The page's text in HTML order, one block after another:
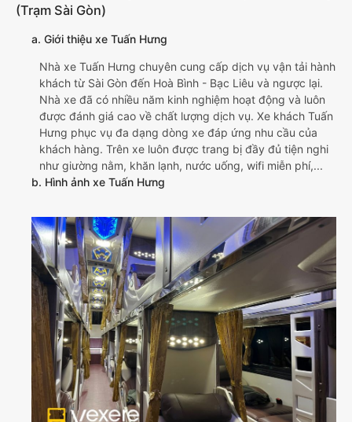
(Trạm Sài Gòn)
a. Giới thiệu xe Tuấn Hưng
Nhà xe Tuấn Hưng chuyên cung cấp dịch vụ vận tải hành
khách từ Sài Gòn đến Hoà Bình - Bạc Liêu và ngược lại.
Nhà xe đã có nhiều năm kinh nghiệm hoạt động và luôn
được đánh giá cao về chất lượng dịch vụ. Xe khách Tuấn
Hưng phục vụ đa dạng dòng xe đáp ứng nhu cầu của
khách hàng. Trên xe luôn được trang bị đầy đủ tiện nghi
như giường nằm, khăn lạnh, nước uống, wifi miễn phí,...
b. Hình ảnh xe Tuấn Hưng